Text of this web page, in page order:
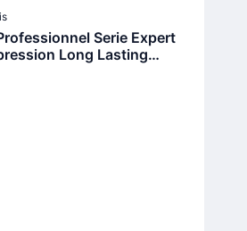
Serie Expert
Long Lasting
Leave-In Moisturizer